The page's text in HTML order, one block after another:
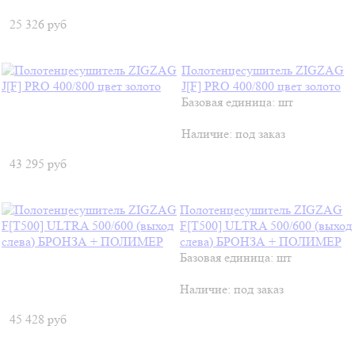
25 326 руб
Полотенцесушитель ZIGZAG
J[F] PRO 400/800 цвет золото
Базовая единица: шт
Наличие: под заказ
43 295 руб
Полотенцесушитель ZIGZAG
F[T500] ULTRA 500/600 (выход
слева) БРОНЗА + ПОЛИМЕР
Базовая единица: шт
Наличие: под заказ
45 428 руб